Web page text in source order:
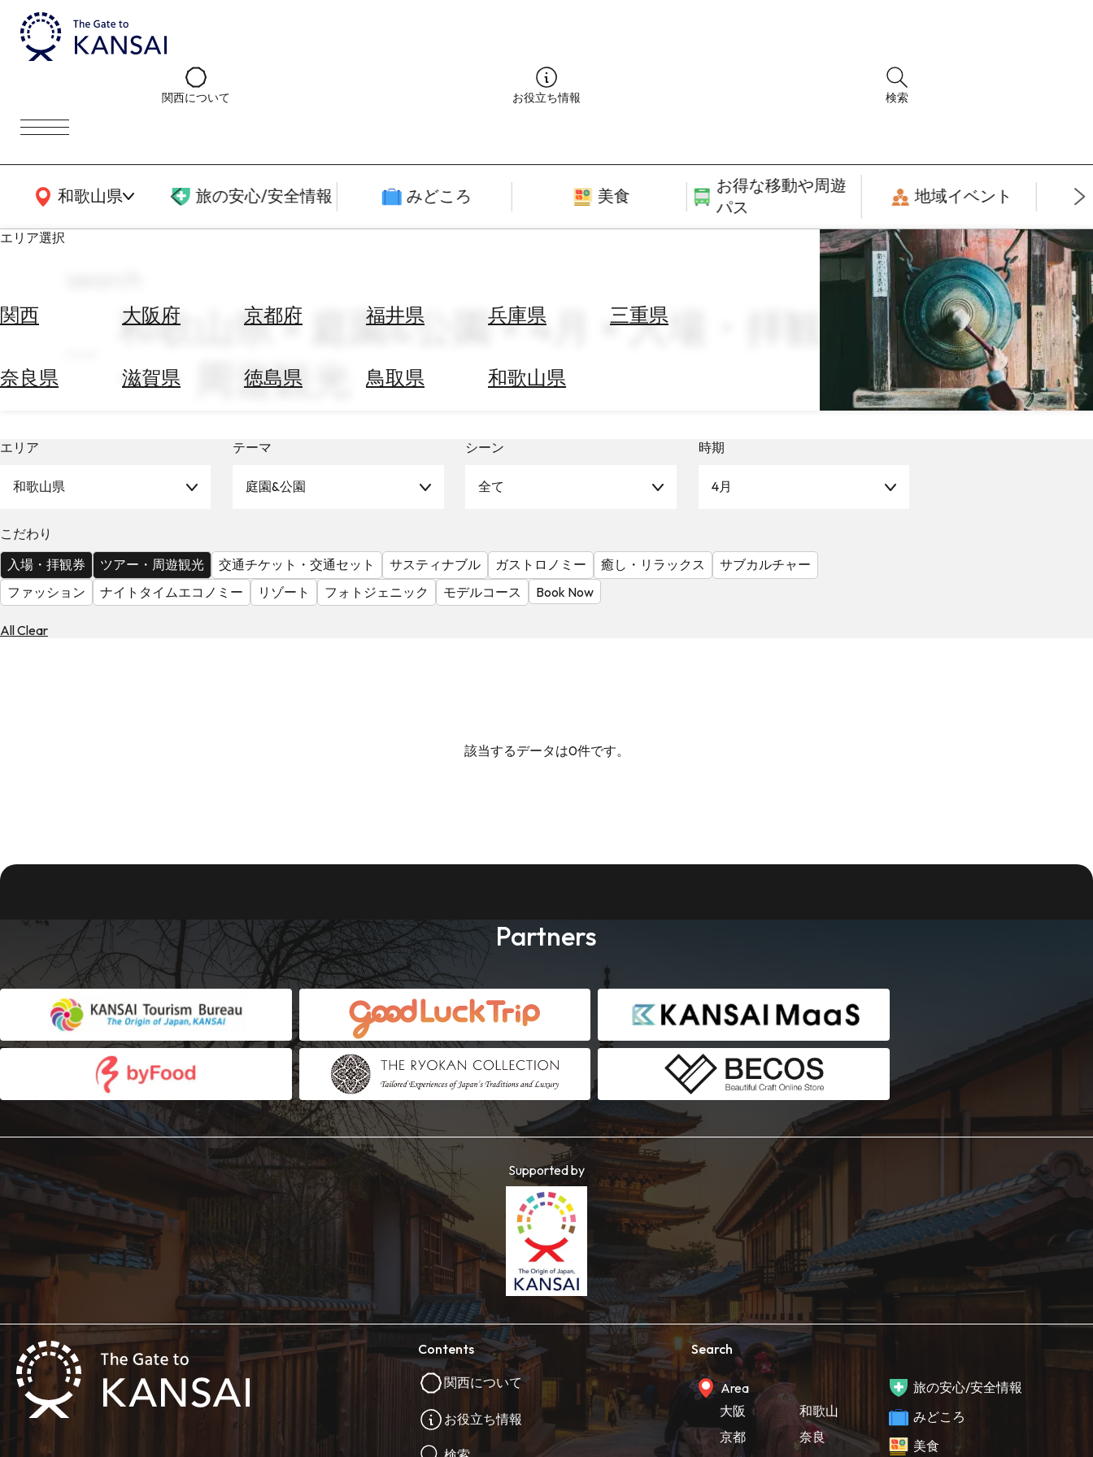
関西について お役立ち情報 検索
和歌山県
関西広域MAP 旅の安心/安全情報 みどころ 美食
お得な移動や周遊
パス
地域イベント
エリア選択
関西 大阪府 京都府 福井県 兵庫県 三重県
奈良県 滋賀県 徳島県 鳥取県 和歌山県
探
替
べ
る
天
気
を
見
和歌山県 × 庭園&公園 × 4月 × 入場・拝観券 × ツア
ー・周遊観光
エリア
和歌山県
テーマ
庭園&公園
シーン
全て
時期
4月
こだわり
入場・拝観券
ツアー・周遊観光 交通チケット・交通セット サスティナブル ガストロノミー 癒し・リラックス
サブカルチャー
ファッション
ナイトタイムエコノミー リゾート フォトジェニック モデルコース Book Now
All Clear
該当するデータは0件です。
Partners
Supported by
Contents
関西について
お役立ち情報
Search
Area
大阪
京都
和歌山
奈良
旅の安心/安全情報
みどころ
美食